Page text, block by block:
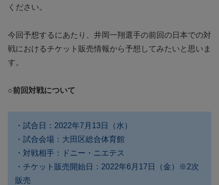
ください。
今回予想するにあたり、井岡一翔選手の前回の日本での対
戦におけるチケット販売情報から予想してみたいと思いま
す。
○前回対戦について
・試合日：2022年7月13日（水）
・試合会場：大田区総合体育館
・対戦相手：ドニー・ニエテス
・チケット販売開始日：2022年6月17日（金）※2次
販売